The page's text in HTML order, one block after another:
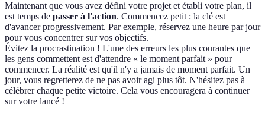
Maintenant que vous avez défini votre projet et établi votre plan, il
est temps de passer à l'action. Commencez petit : la clé est
d'avancer progressivement. Par exemple, réservez une heure par jour
pour vous concentrer sur vos objectifs.
Évitez la procrastination ! L'une des erreurs les plus courantes que
les gens commettent est d'attendre « le moment parfait » pour
commencer. La réalité est qu'il n'y a jamais de moment parfait. Un
jour, vous regretterez de ne pas avoir agi plus tôt. N'hésitez pas à
célébrer chaque petite victoire. Cela vous encouragera à continuer
sur votre lancé !